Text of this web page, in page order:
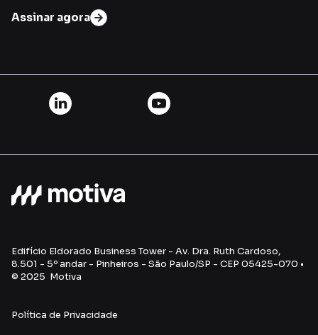
Assinar agora
Edifício Eldorado Business Tower - Av. Dra. Ruth Cardoso,
8.501 - 5º andar - Pinheiros - São Paulo/SP - CEP 05425-070 •
© 2025 Motiva
Política de Privacidade